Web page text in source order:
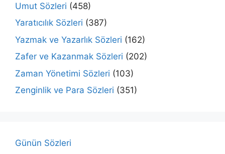
Umut Sözleri (458)
Yaratıcılık Sözleri (387)
Yazmak ve Yazarlık Sözleri (162)
Zafer ve Kazanmak Sözleri (202)
Zaman Yönetimi Sözleri (103)
Zenginlik ve Para Sözleri (351)
Günün Sözleri